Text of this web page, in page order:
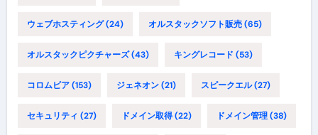
ウェブホスティング(24) オルスタックソフト販売(65)
オルスタックピクチャーズ(43) キングレコード (53)
コロムビア(153) ジェネオン(21) スピークエル(27)
セキュリティ (27) ドメイン取得(22) ドメイン管理(38)